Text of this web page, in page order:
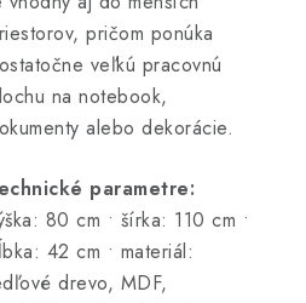
pričom ponúka
veľkú pracovnú
na notebook,
alebo dekorácie.
parametre:
80 cm • šírka: 110 cm •
42 cm • materiál:
drevo, MDF,